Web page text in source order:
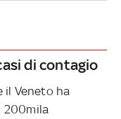
di contagio
il Veneto ha
200mila